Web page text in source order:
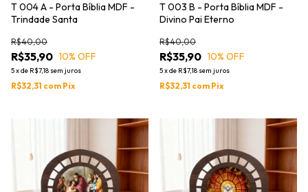
T 004 A - Porta Bíblia MDF -
Trindade Santa
R$35,90
R$40,00
10% OFF
5xde R$7,18 sem juros
R$32,31 com Pix
T 003 B - Porta Bíblia MDF -
Divino Pai Eterno
R$35,90
R$40,00
10% OFF
5xde R$7,18 sem juros
R$32,31 com Pix